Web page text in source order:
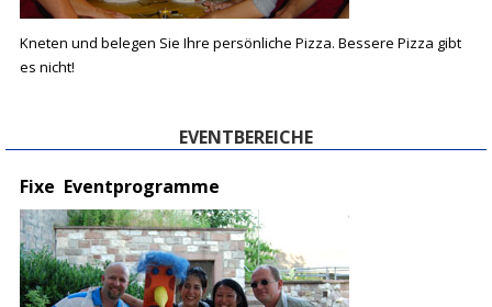
Kneten und belegen Sie Ihre persönliche Pizza. Bessere Pizza gibt
es nicht!
EVENTBEREICHE
Fixe Eventprogramme